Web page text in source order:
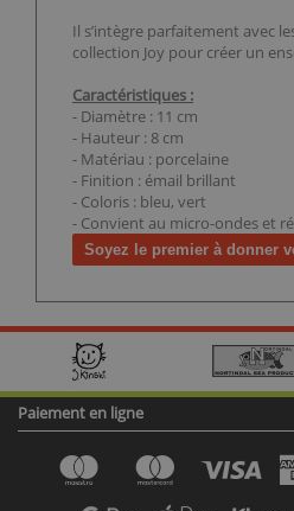
Il s’intègre parfaitement avec
collection Joy pour créer un
Caractéristiques :
- Diamètre : 11 cm
- Hauteur : 8 cm
- Matériau : porcelaine
- Finition : émail brillant
- Coloris : bleu, vert
- Convient au micro-ondes et
Soyez le premier à donner
Paiement en ligne